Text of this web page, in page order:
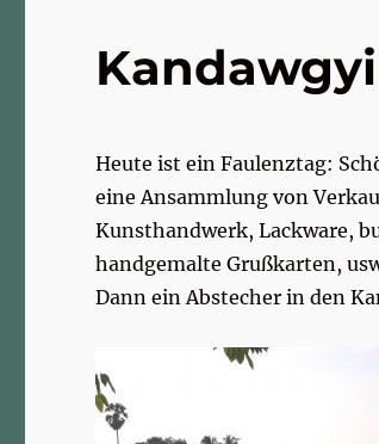
Heute ist ein Faulenztag:
eine Ansammlung von
Kunsthandwerk, Lackware,
handgemalte Grußkarten,
Dann ein Abstecher in den